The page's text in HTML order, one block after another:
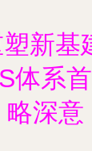
新基
体系
略深意